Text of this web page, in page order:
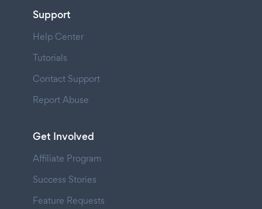
Support
Help Center
Tutorials
Contact Support
Report Abuse
Get Involved
Affiliate Program
Success Stories
Feature Requests